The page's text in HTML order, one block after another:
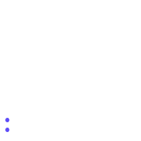
: